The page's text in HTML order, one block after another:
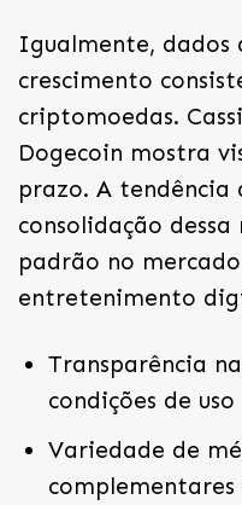
Igualmente, dados
crescimento
criptomoedas.
Dogecoin mostra
prazo. A tendência
consolidação
padrão no
entretenimento
Transparência
condições de uso
Variedade de